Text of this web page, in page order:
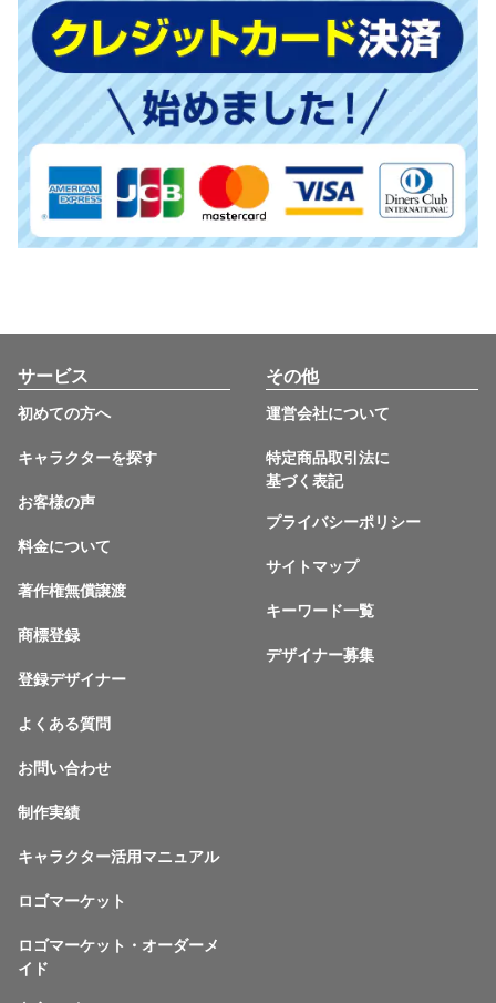
サービス
初めての方へ
キャラクターを探す
お客様の声
料金について
著作権無償譲渡
商標登録
登録デザイナー
よくある質問
お問い合わせ
制作実績
キャラクター活用マニュアル
ロゴマーケット
ロゴマーケット・オーダーメ
イド
その他
運営会社について
特定商品取引法に
基づく表記
プライバシーポリシー
サイトマップ
キーワード一覧
デザイナー募集